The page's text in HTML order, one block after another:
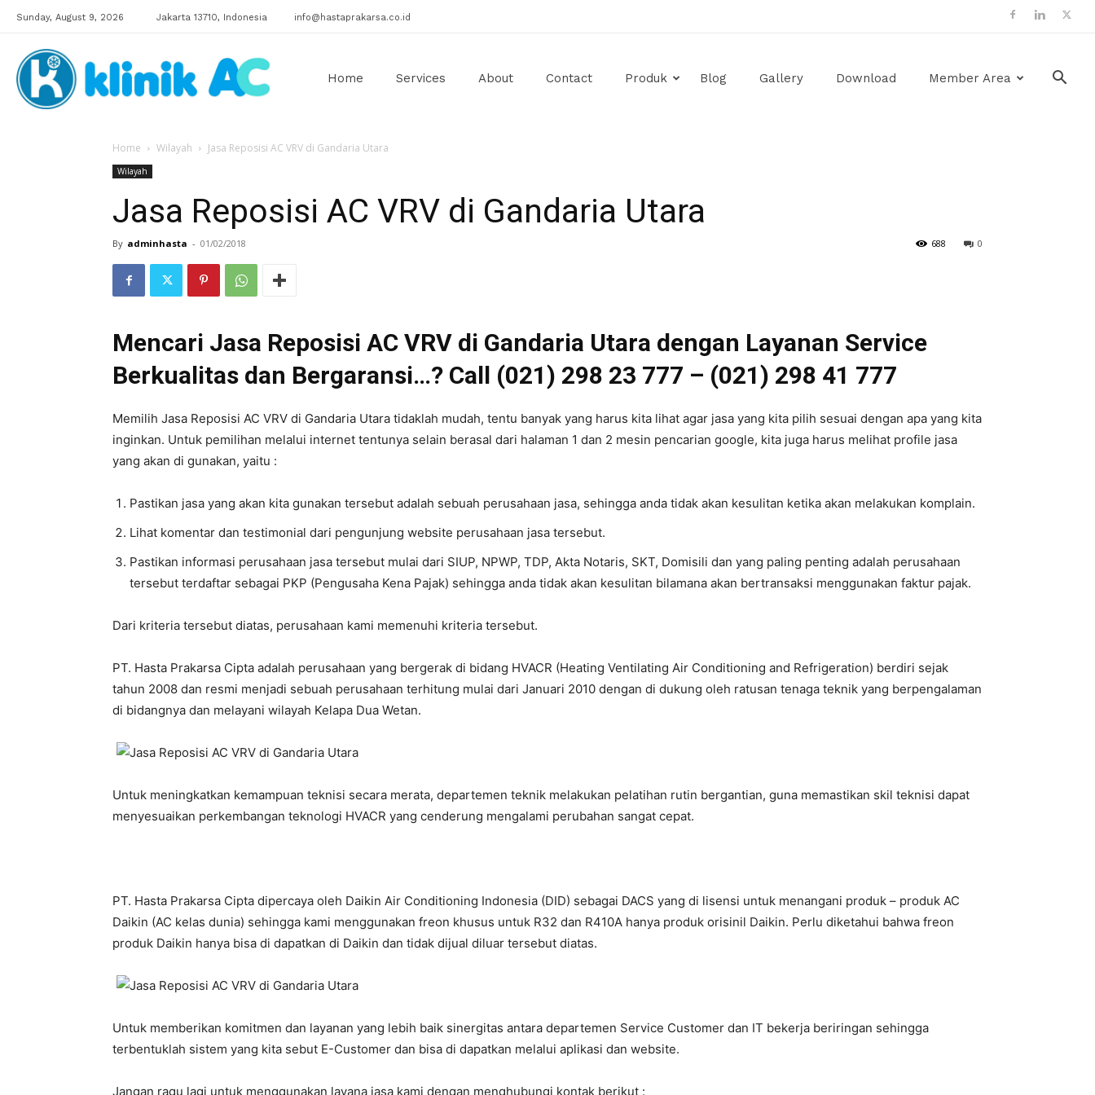
Sunday, August 9, 2026 Jakarta 13710, Indonesia info@hastaprakarsa.co.id
Home Services About Contact Produk Blog Gallery Download Member Area
Home Wilayah Jasa Reposisi AC VRV di Gandaria Utara
Wilayah
Jasa Reposisi AC VRV di Gandaria Utara
By adminhasta - 01/02/2018 0
688
Mencari Jasa Reposisi AC VRV di Gandaria Utara dengan Layanan Service
Berkualitas dan Bergaransi…? Call (021) 298 23 777 – (021) 298 41 777
Memilih Jasa Reposisi AC VRV di Gandaria Utara tidaklah mudah, tentu banyak yang harus kita lihat agar jasa yang kita pilih sesuai dengan apa yang kita
inginkan. Untuk pemilihan melalui internet tentunya selain berasal dari halaman 1 dan 2 mesin pencarian google, kita juga harus melihat profile jasa
yang akan di gunakan, yaitu :
Pastikan jasa yang akan kita gunakan tersebut adalah sebuah perusahaan jasa, sehingga anda tidak akan kesulitan ketika akan melakukan komplain.
Lihat komentar dan testimonial dari pengunjung website perusahaan jasa tersebut.
Pastikan informasi perusahaan jasa tersebut mulai dari SIUP, NPWP, TDP, Akta Notaris, SKT, Domisili dan yang paling penting adalah perusahaan
tersebut terdaftar sebagai PKP (Pengusaha Kena Pajak) sehingga anda tidak akan kesulitan bilamana akan bertransaksi menggunakan faktur pajak.
Dari kriteria tersebut diatas, perusahaan kami memenuhi kriteria tersebut.
PT. Hasta Prakarsa Cipta adalah perusahaan yang bergerak di bidang HVACR (Heating Ventilating Air Conditioning and Refrigeration) berdiri sejak
tahun 2008 dan resmi menjadi sebuah perusahaan terhitung mulai dari Januari 2010 dengan di dukung oleh ratusan tenaga teknik yang berpengalaman
di bidangnya dan melayani wilayah Kelapa Dua Wetan.
Untuk meningkatkan kemampuan teknisi secara merata, departemen teknik melakukan pelatihan rutin bergantian, guna memastikan skil teknisi dapat
menyesuaikan perkembangan teknologi HVACR yang cenderung mengalami perubahan sangat cepat.
PT. Hasta Prakarsa Cipta dipercaya oleh Daikin Air Conditioning Indonesia (DID) sebagai DACS yang di lisensi untuk menangani produk – produk AC
Daikin (AC kelas dunia) sehingga kami menggunakan freon khusus untuk R32 dan R410A hanya produk orisinil Daikin. Perlu diketahui bahwa freon
produk Daikin hanya bisa di dapatkan di Daikin dan tidak dijual diluar tersebut diatas.
Untuk memberikan komitmen dan layanan yang lebih baik sinergitas antara departemen Service Customer dan IT bekerja beriringan sehingga
terbentuklah sistem yang kita sebut E-Customer dan bisa di dapatkan melalui aplikasi dan website.
Jangan ragu lagi untuk menggunakan layana jasa kami dengan menghubungi kontak berikut :